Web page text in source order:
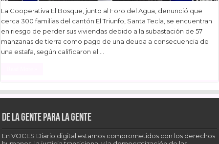
La Cooperativa El Bosque, junto al Foro del Agua, denunció que
cerca 300 familias del cantón El Triunfo, Santa Tecla, se encuentran
en riesgo de perder sus viviendas debido a la subastación de 57
manzanas de tierra como pago de una deuda a consecuencia de
una estafa, según calificaron el …
De la gente para la gente
En VOCES Diario digital estamos comprometidos con los derechos